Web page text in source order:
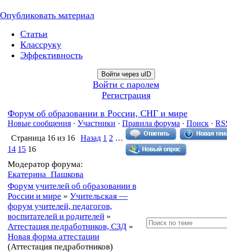
Опубликовать материал
Статьи
Классруку
Эффективность
Войти через uID
Войти с паролем
Регистрация
Форум об образовании в России, СНГ и мире
Новые сообщения · Участники · Правила форума · Поиск ·
Страница 16 из 16 Назад 1 2 …
14 15 16
Модератор форума:
Екатерина_Пашкова
Форум учителей об образовании в
России и мире » Учительская —
форум учителей, педагогов,
воспитателей и родителей »
Аттестация педработников, СЗД »
Новая форма аттестации
(Аттестация педработников)